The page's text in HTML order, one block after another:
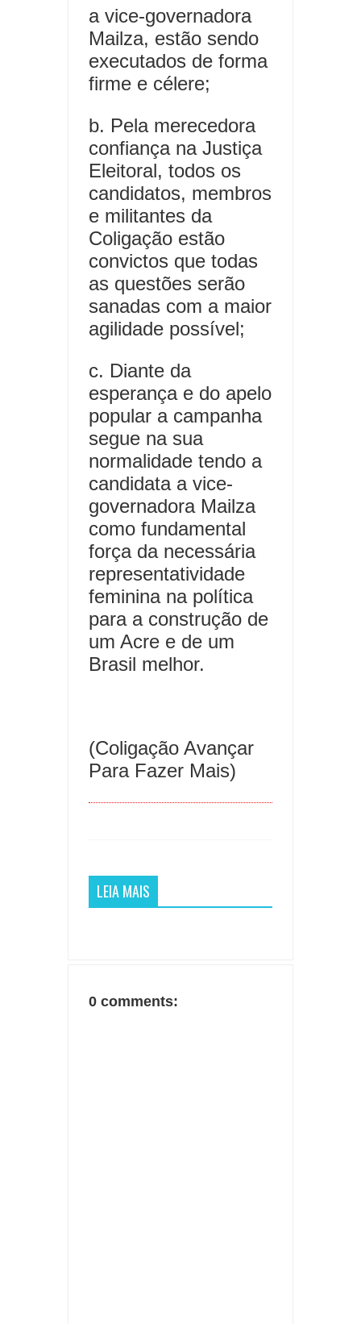
a vice-governadora
Mailza, estão sendo
executados de forma
firme e célere;
b. Pela merecedora
confiança na Justiça
Eleitoral, todos os
candidatos, membros
e militantes da
Coligação estão
convictos que todas
as questões serão
sanadas com a maior
agilidade possível;
c. Diante da
esperança e do apelo
popular a campanha
segue na sua
normalidade tendo a
candidata a vice-
governadora Mailza
como fundamental
força da necessária
representatividade
feminina na política
para a construção de
um Acre e de um
Brasil melhor.
(Coligação Avançar
Para Fazer Mais)
LEIA MAIS
0 comments: